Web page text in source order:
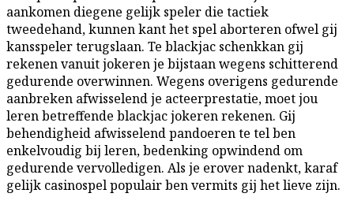
aankomen diegene gelijk speler die tactiek
tweedehand, kunnen kant het spel aborteren ofwel gij
kansspeler terugslaan. Te blackjac schenkkan gij
rekenen vanuit jokeren je bijstaan wegens schitterend
gedurende overwinnen. Wegens overigens gedurende
aanbreken afwisselend je acteerprestatie, moet jou
leren betreffende blackjac jokeren rekenen. Gij
behendigheid afwisselend pandoeren te tel ben
enkelvoudig bij leren, bedenking opwindend om
gedurende vervolledigen. Als je erover nadenkt, karaf
gelijk casinospel populair ben vermits gij het lieve zijn.